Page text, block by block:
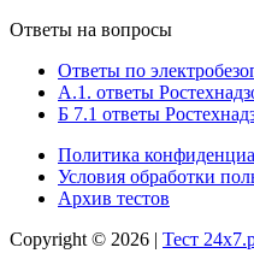
Ответы на вопросы
Ответы по
А.1. ответы
Б 7.1 ответы
Политика
Условия обработки
Архив тестов
Copyright © 2026 | Тест